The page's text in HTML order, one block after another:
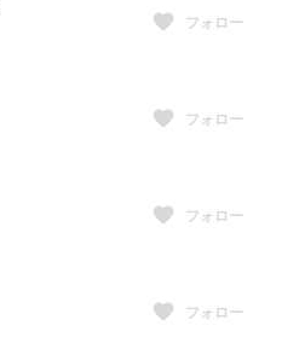
フォロー
フォロー
フォロー
フォロー